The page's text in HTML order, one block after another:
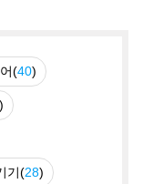
(40)
)
기(28)